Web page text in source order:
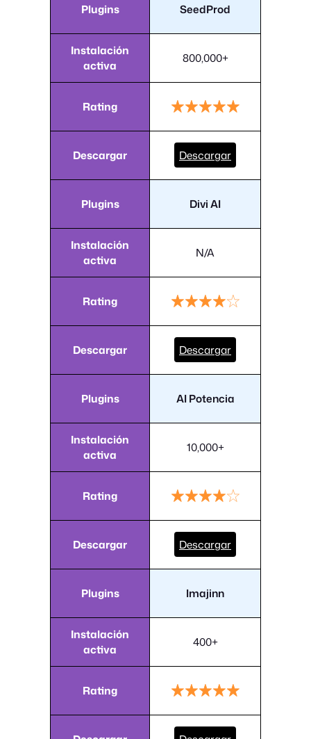
Plugins SeedProd
Instalación
activa
800,000+
Rating
Descargar Descargar
Plugins Divi AI
Instalación
activa
N/A
Rating
Descargar Descargar
Plugins AI Potencia
Instalación
activa
10,000+
Rating
Descargar Descargar
Plugins Imajinn
Instalación
activa
400+
Rating